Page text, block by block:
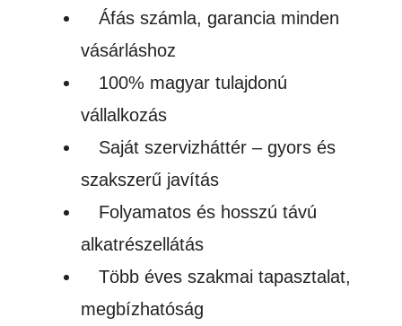
Áfás számla, garancia minden
vásárláshoz
100% magyar tulajdonú
vállalkozás
Saját szervizháttér – gyors és
szakszerű javítás
Folyamatos és hosszú távú
alkatrészellátás
Több éves szakmai tapasztalat,
megbízhatóság